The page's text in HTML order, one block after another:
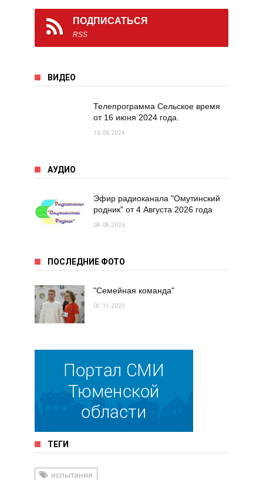
ПОДПИСАТЬСЯ
RSS
ВИДЕО
Телепрограмма Сельское время
от 16 июня 2024 года.
16.06.2024
АУДИО
Эфир радиоканала "Омутинский
родник" от 4 Августа 2026 года
04.08.2026
ПОСЛЕДНИЕ ФОТО
"Семейная команда"
03.11.2025
ТЕГИ
испытания